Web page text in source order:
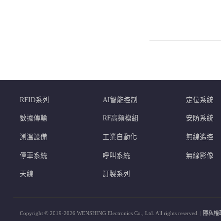
RFID系列 AI智能控制 定位系統
數據傳輸 RF高頻模組 安防系統
測溫設備 工業自動化 無線遙控
停車系統 呼叫系統 無線影像
天線 訂製系列
Copyright © 2019-2026 WENSHING Electronics Co., Ltd. All rights reserved. | 隱私權